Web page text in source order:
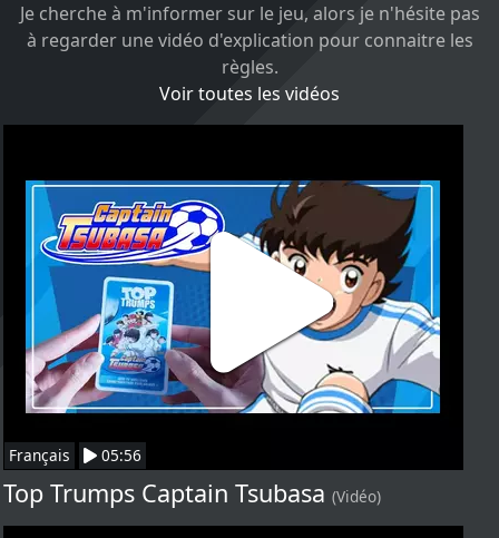
Je cherche à m'informer sur le jeu, alors je n'hésite pas
à regarder une vidéo d'explication pour connaitre les
règles.
Voir toutes les vidéos
Français 05:56
Top Trumps Captain Tsubasa (Vidéo)